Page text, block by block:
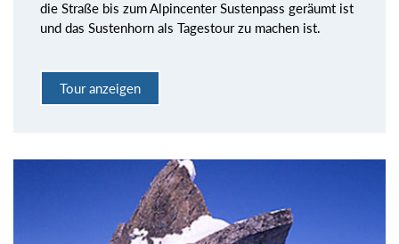
die Straße bis zum Alpincenter Sustenpass geräumt ist
und das Sustenhorn als Tagestour zu machen ist.
Tour anzeigen